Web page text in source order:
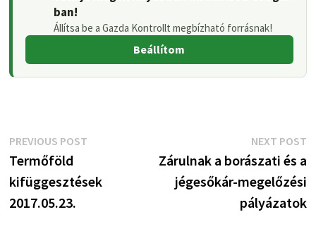
ban!
Állítsa be a Gazda Kontrollt megbízható forrásnak!
Beállítom
Bejegyzés
navigáció
PREVIOUS POSTPrevious
Termőföld
kifüggesztések
2017.05.23.
NEXT POST
Zárulnak a borászati és a
jégesőkár-megelőzési
pályázatok